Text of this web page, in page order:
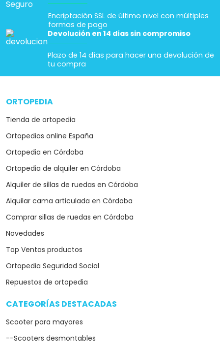
Encriptación SSL de último nivel con múltiples
formas de pago
Devolución en 14 días sin compromiso
Plazo de 14 días para hacer una devolución de
tu compra
ORTOPEDIA
Tienda de ortopedia
Ortopedias online España
Ortopedia en Córdoba
Ortopedia de alquiler en Córdoba
Alquiler de sillas de ruedas en Córdoba
Alquilar cama articulada en Córdoba
Comprar sillas de ruedas en Córdoba
Novedades
Top Ventas productos
Ortopedia Seguridad Social
Repuestos de ortopedia
CATEGORÍAS DESTACADAS
Scooter para mayores
--Scooters desmontables